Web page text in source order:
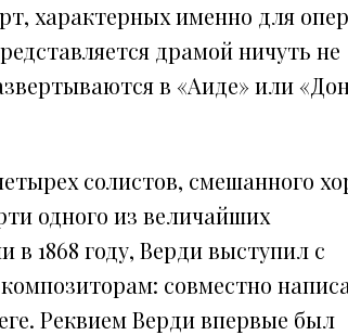
характерных именно для опер
драмой ничуть не
в «Аиде» или
солистов, смешанного
одного из величайших
1868 году, Верди выступил с
совместно
Реквием Верди впервые был